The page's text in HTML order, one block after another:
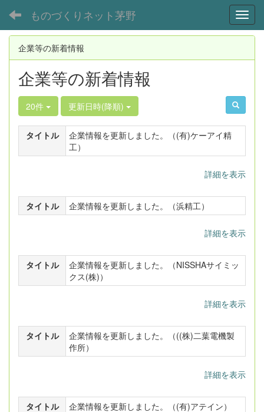
ものづくりネット茅野
企業等の新着情報
企業等の新着情報
20件 更新日時(降順)
タイトル
企業情報を更新しました。（(有)ケーアイ精
工）
詳細を表示
タイトル 企業情報を更新しました。（浜精工）
詳細を表示
タイトル
企業情報を更新しました。（NISSHAサイミッ
クス(株)）
詳細を表示
タイトル
企業情報を更新しました。（((株)二葉電機製
作所）
詳細を表示
タイトル 企業情報を更新しました。（(有)アテイン）